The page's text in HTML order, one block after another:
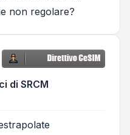
non regolare?
di SRCM